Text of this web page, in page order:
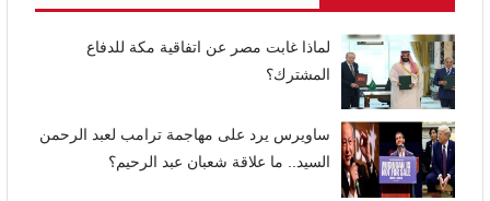
لماذا غابت مصر عن اتفاقية مكة للدفاع
المشترك؟
ساويرس يرد على مهاجمة ترامب لعبد الرحمن
السيد.. ما علاقة شعبان عبد الرحيم؟